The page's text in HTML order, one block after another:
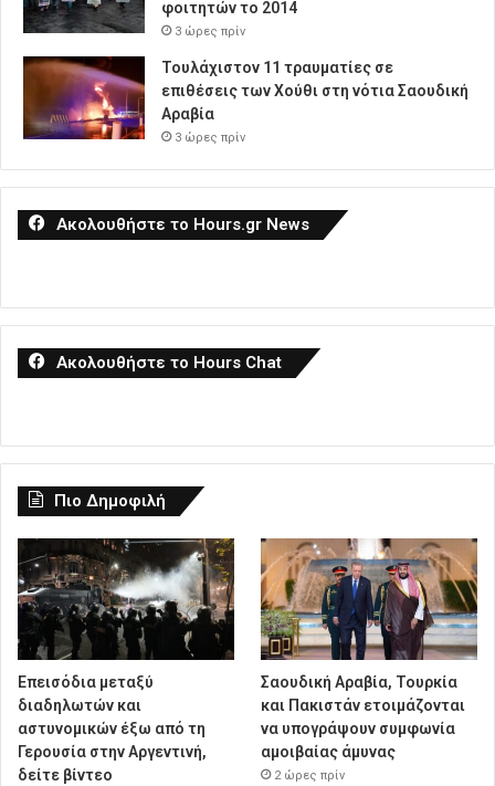
φοιτητών το 2014
3 ώρες πρίν
Τουλάχιστον 11 τραυματίες σε
επιθέσεις των Χούθι στη νότια Σαουδική
Αραβία
3 ώρες πρίν
Ακολουθήστε το Hours.gr News
Ακολουθήστε το Hours Chat
Πιο Δημοφιλή
Επεισόδια μεταξύ
διαδηλωτών και
αστυνομικών έξω από τη
Γερουσία στην Αργεντινή,
δείτε βίντεο
Σαουδική Αραβία, Τουρκία
και Πακιστάν ετοιμάζονται
να υπογράψουν συμφωνία
αμοιβαίας άμυνας
2 ώρες πρίν